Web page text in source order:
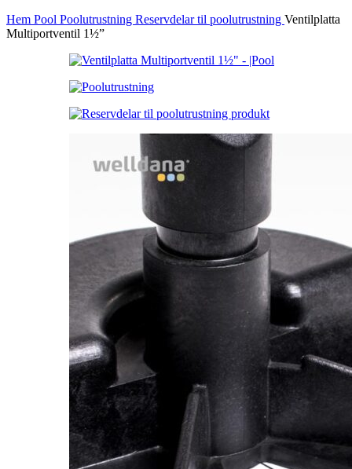
Hem Pool Poolutrustning Reservdelar til poolutrustning Ventilplatta
Multiportventil 1½”